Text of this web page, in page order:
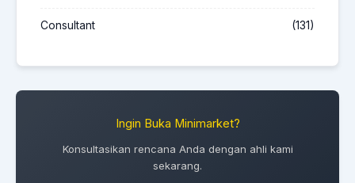
Consultant (131)
Ingin Buka Minimarket?
Konsultasikan rencana Anda dengan ahli kami
sekarang.